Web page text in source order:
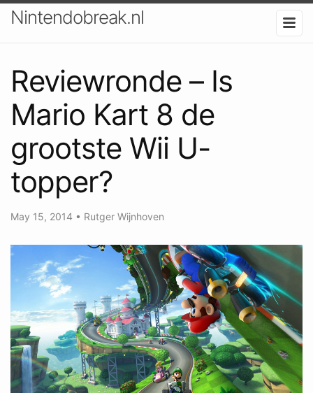
Nintendobreak.nl
Reviewronde – Is
Mario Kart 8 de
grootste Wii U-
topper?
May 15, 2014 • Rutger Wijnhoven